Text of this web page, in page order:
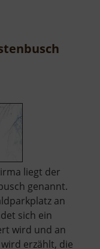
liegt der
genannt.
an
sich ein
wird und an
erzählt, die